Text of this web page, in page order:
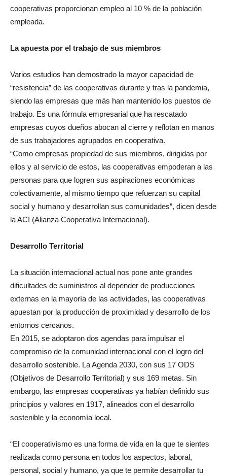
cooperativas proporcionan empleo al 10 % de la población
empleada.
La apuesta por el trabajo de sus miembros
Varios estudios han demostrado la mayor capacidad de
“resistencia” de las cooperativas durante y tras la pandemia,
siendo las empresas que más han mantenido los puestos de
trabajo. Es una fórmula empresarial que ha rescatado
empresas cuyos dueños abocan al cierre y reflotan en manos
de sus trabajadores agrupados en cooperativa.
“Como empresas propiedad de sus miembros, dirigidas por
ellos y al servicio de estos, las cooperativas empoderan a las
personas para que logren sus aspiraciones económicas
colectivamente, al mismo tiempo que refuerzan su capital
social y humano y desarrollan sus comunidades”, dicen desde
la ACI (Alianza Cooperativa Internacional).
Desarrollo Territorial
La situación internacional actual nos pone ante grandes
dificultades de suministros al depender de producciones
externas en la mayoría de las actividades, las cooperativas
apuestan por la producción de proximidad y desarrollo de los
entornos cercanos.
En 2015, se adoptaron dos agendas para impulsar el
compromiso de la comunidad internacional con el logro del
desarrollo sostenible. La Agenda 2030, con sus 17 ODS
(Objetivos de Desarrollo Territorial) y sus 169 metas. Sin
embargo, las empresas cooperativas ya habían definido sus
principios y valores en 1917, alineados con el desarrollo
sostenible y la economía local.
“El cooperativismo es una forma de vida en la que te sientes
realizada como persona en todos los aspectos, laboral,
personal, social y humano, ya que te permite desarrollar tu